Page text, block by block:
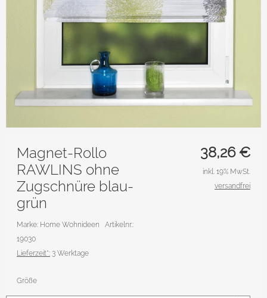
38,26€
Magnet-Rollo
RAWLINS ohne
Zugschnüre blau-
grün
Marke: Home Wohnideen Artikelnr.:
19030
Lieferzeit*: 3 Werktage
inkl. 19% MwSt.
versandfrei
Größe